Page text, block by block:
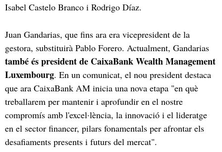
Isabel Castelo Branco i Rodrigo Díaz.
Juan Gandarias, que fins ara era vicepresident de la
gestora, substituirà Pablo Forero. Actualment, Gandarias
també és president de CaixaBank Wealth Management
Luxembourg. En un comunicat, el nou president destaca
que ara CaixaBank AM inicia una nova etapa "en què
treballarem per mantenir i aprofundir en el nostre
compromís amb l'excel·lència, la innovació i el lideratge
en el sector financer, pilars fonamentals per afrontar els
desafiaments presents i futurs del mercat".